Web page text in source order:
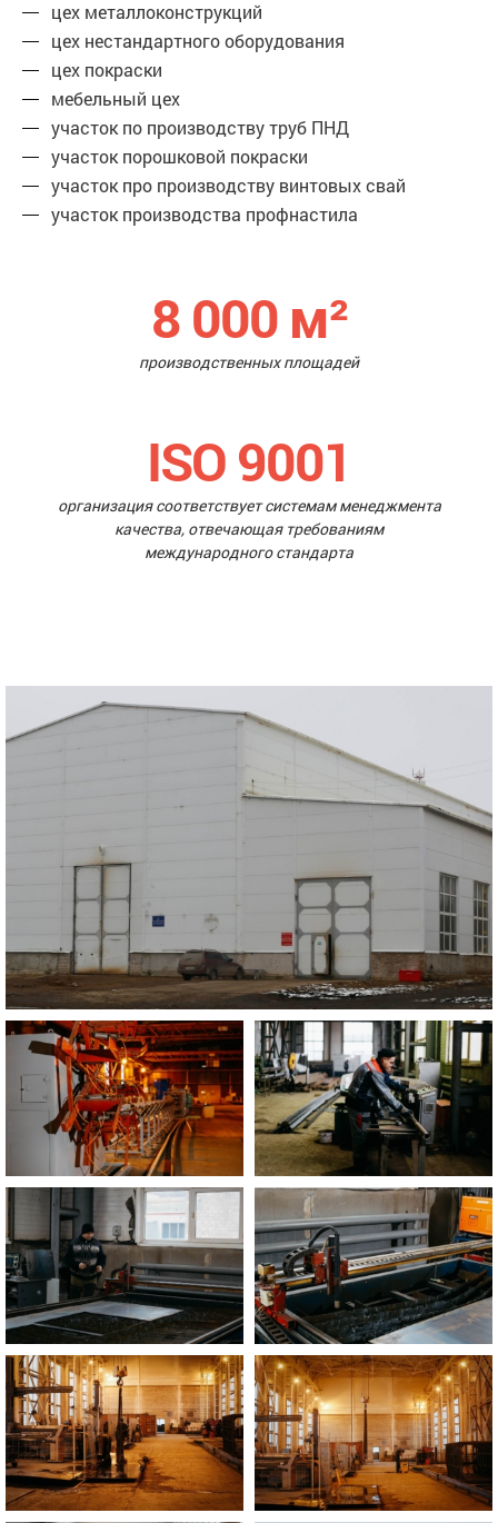
цех металлоконструкций
цех нестандартного оборудования
цех покраски
мебельный цех
участок по производству труб ПНД
участок порошковой покраски
участок про производству винтовых свай
участок производства профнастила
8 000 м²
производственных площадей
ISO 9001
организация соответствует системам менеджмента
качества, отвечающая требованиям
международного стандарта